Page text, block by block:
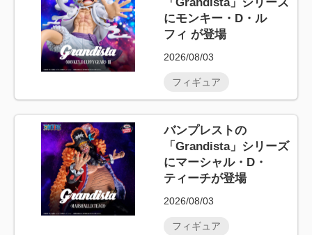
にモンキー・D・ル
フィ が登場
2026/08/03
フィギュア
バンプレストの
「Grandista」シリーズ
にマーシャル・D・
ティーチが登場
2026/08/03
フィギュア